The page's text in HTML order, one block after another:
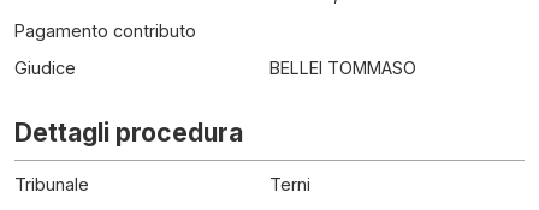
Pagamento contributo
Giudice
BELLEI TOMMASO
Dettagli procedura
Tribunale
Terni